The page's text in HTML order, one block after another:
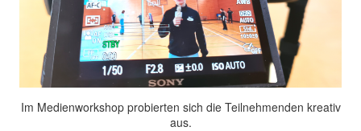
Im Medienworkshop probierten sich die Teilnehmenden kreativ
aus.